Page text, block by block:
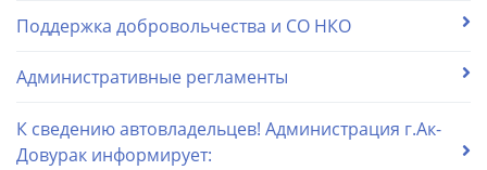
Поддержка добровольчества и СО НКО
Административные регламенты
К сведению автовладельцев! Администрация г.Ак-
Довурак информирует: